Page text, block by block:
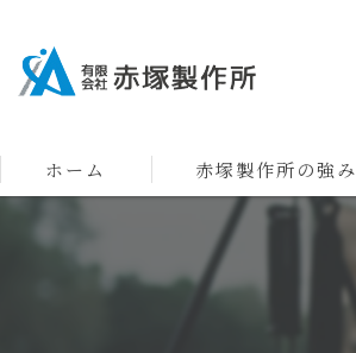
ホーム 赤塚製作所の強み